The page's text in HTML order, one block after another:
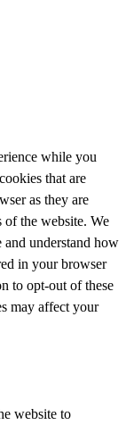
while you
that are
as they are
the website. We
and understand how
in your browser
to opt-out of these
may affect your
website to